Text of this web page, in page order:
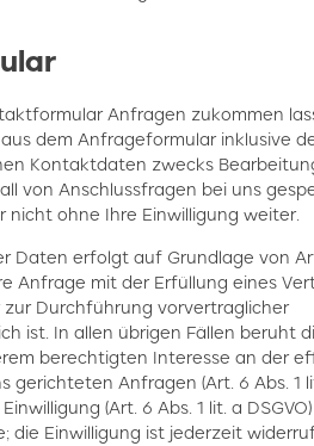
Anfragen zukommen
dem Anfrageformular inklusive
Kontaktdaten zwecks
von Anschlussfragen bei uns
nicht ohne Ihre Einwilligung weiter.
Daten erfolgt auf Grundlage von
Anfrage mit der Erfüllung eines
Durchführung vorvertraglicher
ist. In allen übrigen Fällen beruht
berechtigten Interesse an der
gerichteten Anfragen (Art. 6 Abs. 1
(Art. 6 Abs. 1 lit. a
die Einwilligung ist jederzeit